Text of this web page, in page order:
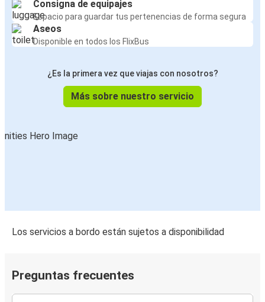
Consigna de equipajes
Espacio para guardar tus pertenencias de forma segura
Aseos
Disponible en todos los FlixBus
¿Es la primera vez que viajas con nosotros?
Más sobre nuestro servicio
Los servicios a bordo están sujetos a disponibilidad
Preguntas frecuentes